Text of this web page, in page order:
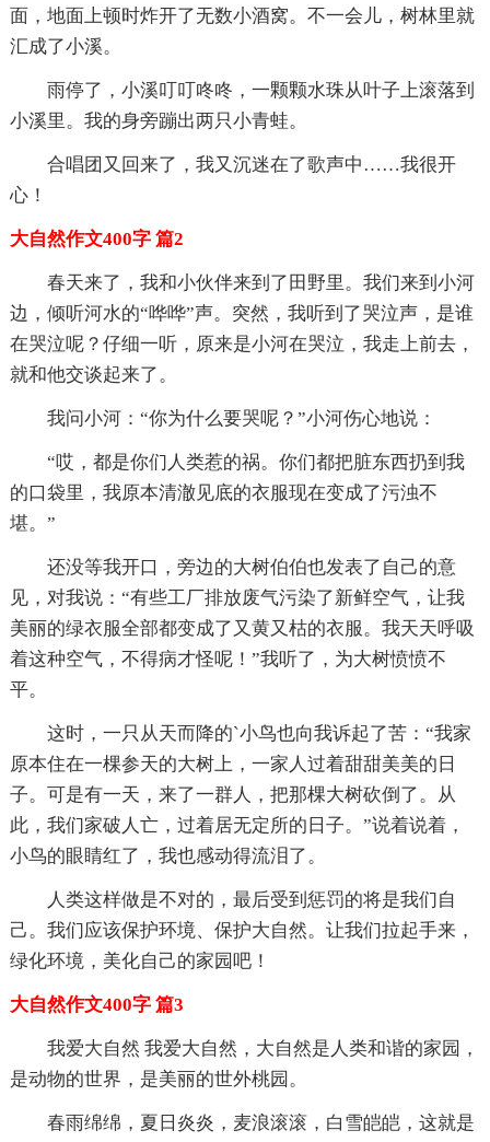
面，地面上顿时炸开了无数小酒窝。不一会儿，树林里就
汇成了小溪。
雨停了，小溪叮叮咚咚，一颗颗水珠从叶子上滚落到
小溪里。我的身旁蹦出两只小青蛙。
合唱团又回来了，我又沉迷在了歌声中……我很开
心！
大自然作文400字 篇2
春天来了，我和小伙伴来到了田野里。我们来到小河
边，倾听河水的“哗哗”声。突然，我听到了哭泣声，是谁
在哭泣呢？仔细一听，原来是小河在哭泣，我走上前去，
就和他交谈起来了。
我问小河：“你为什么要哭呢？”小河伤心地说：
“哎，都是你们人类惹的祸。你们都把脏东西扔到我
的口袋里，我原本清澈见底的衣服现在变成了污浊不
堪。”
还没等我开口，旁边的大树伯伯也发表了自己的意
见，对我说：“有些工厂排放废气污染了新鲜空气，让我
美丽的绿衣服全部都变成了又黄又枯的衣服。我天天呼吸
着这种空气，不得病才怪呢！”我听了，为大树愤愤不
平。
这时，一只从天而降的`小鸟也向我诉起了苦：“我家
原本住在一棵参天的大树上，一家人过着甜甜美美的日
子。可是有一天，来了一群人，把那棵大树砍倒了。从
此，我们家破人亡，过着居无定所的日子。”说着说着，
小鸟的眼睛红了，我也感动得流泪了。
人类这样做是不对的，最后受到惩罚的将是我们自
己。我们应该保护环境、保护大自然。让我们拉起手来，
绿化环境，美化自己的家园吧！
大自然作文400字 篇3
我爱大自然 我爱大自然，大自然是人类和谐的家园，
是动物的世界，是美丽的世外桃园。
春雨绵绵，夏日炎炎，麦浪滚滚，白雪皑皑，这就是